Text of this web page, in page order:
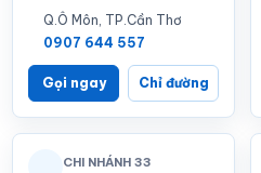
Q.Ô Môn, TP.Cần Thơ
0907 644 557
Gọi ngay Chỉ đường
CHI NHÁNH 33